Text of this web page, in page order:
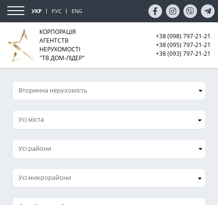
УКР РУС ENG
КОРПОРАЦІЯ
АГЕНТСТВ
НЕРУХОМОСТІ
"ТВ ДОМ-ЛІДЕР"
+38 (098) 797-21-21
+38 (095) 797-21-21
+38 (093) 797-21-21
Усі міста
Усі микрорайони